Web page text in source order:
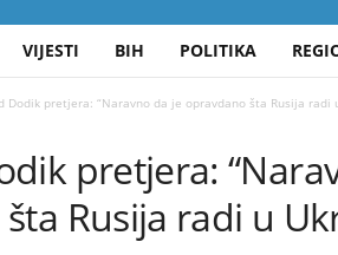
VIJESTI BIH POLITIKA
Dodik pretjera: “Naravno da je opravdano šta Rusija radi
pretjera:
Rusija radi u